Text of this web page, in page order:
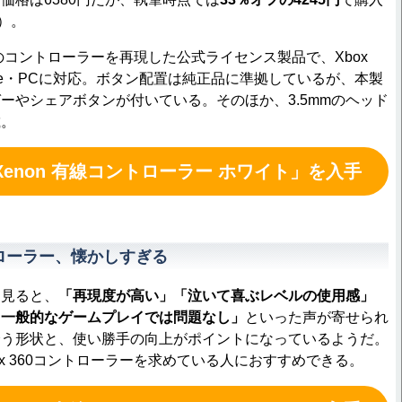
。
ントローラーを再現した公式ライセンス製品で、Xbox
PCに対応。ボタン配置は純正品に準拠しているが、本製
やシェアボタンが付いている。そのほか、3.5mmのヘッド
有線コントローラー ホワイト」を入手
ラー、懐かしすぎる
ると、
「再現度が高い」「泣いて喜ぶレベルの使用感」
般的なゲームプレイでは問題なし」 といった声が寄せられ
形状と、使い勝手の向上がポイントになっているようだ。
360コントローラーを求めている人におすすめできる。